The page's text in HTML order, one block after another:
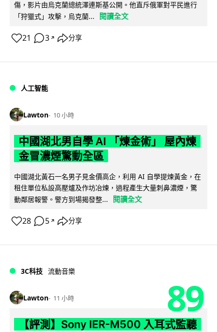
傷，影片由烏克蘭總統澤連斯基公開。他直斥俄軍對平民進行
「狩獵式」攻擊，烏克蘭...
閱讀全文
21 3 ↗ 分享
人工智能
Lawton 10 小時
中國湖北男自學 AI 「煉金術」 屋內煉
金冒濃煙驚動全區
中國湖北黃石一名男子見金價高企，利用 AI 自學提煉黃金，在
租住單位私設高壓爐及作坊冶煉，過程產生大量刺鼻濃煙，驚
動鄰居報警。警方到場揭發整...
閱讀全文
28 5 ↗ 分享
3C科技 流動音樂
Lawton 11 小時 89
【評測】Sony IER-M500 入耳式監聽